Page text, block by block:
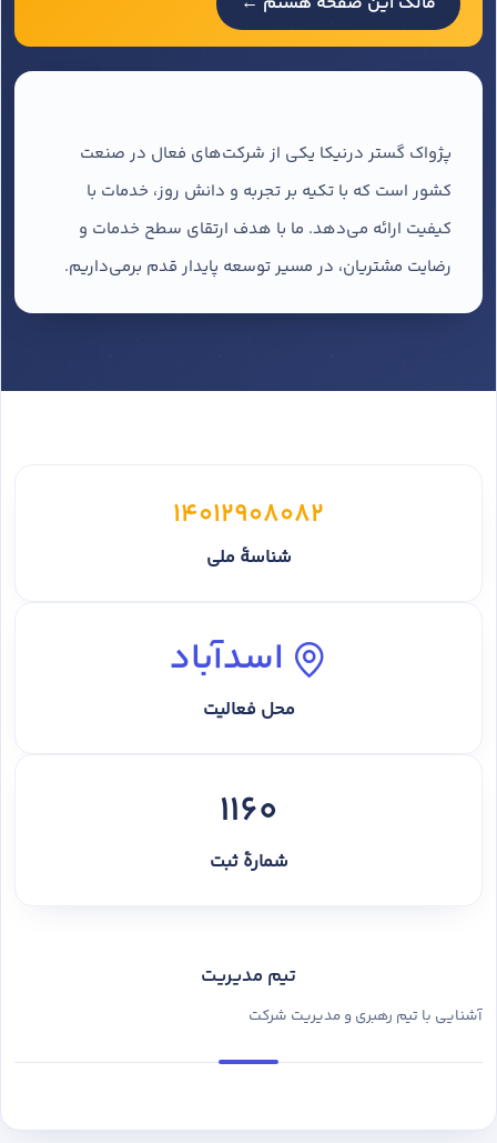
پژواک گستر درنیکا یکی از شرکت‌های فعال در صنعت
کشور است که با تکیه بر تجربه و دانش روز، خدمات با
کیفیت ارائه می‌دهد. ما با هدف ارتقای سطح خدمات و
رضایت مشتریان، در مسیر توسعه پایدار قدم برمی‌داریم.
14012908082
شناسهٔ ملی
اسدآباد
محل فعالیت
1160
شمارهٔ ثبت
تیم مدیریت
آشنایی با تیم رهبری و مدیریت شرکت